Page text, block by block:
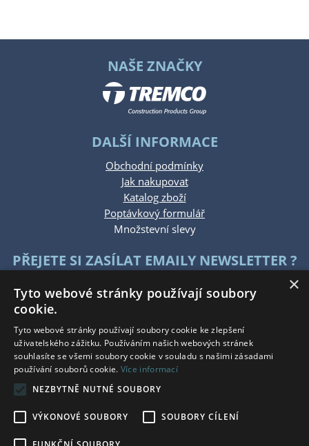
NAŠE ZNAČKY
DALŠÍ INFORMACE
Obchodní podmínky
Jak nakupovat
Katalog zboží
Poptávkový formulář
Množstevní slevy
PŘEJETE SI ZASÍLAT EMAILY NEWSLETTER ?
KONTAKTUJTE NÁS
Po - Pá: 7:30 - 15:30
Tel.: +420 777 215 146
E-mail: eshop@bauwerkg.cz
×
Tyto webové stránky používají soubory
cookie.
Tyto webové stránky používají soubory cookie ke zlepšení
uživatelského zážitku. Používáním našich webových stránek
souhlasíte se všemi soubory cookie v souladu s našimi zásadami
používání souborů cookie. Více informací
NEZBYTNĚ NUTNÉ SOUBORY
VÝKONOVÉ SOUBORY SOUBORY CÍLENÍ